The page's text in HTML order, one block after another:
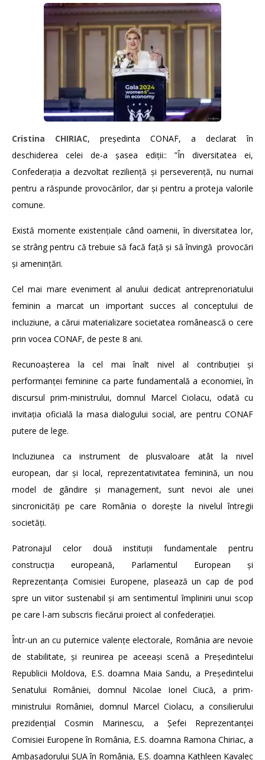
Cristina CHIRIAC, președinta CONAF, a declarat în
deschiderea celei de-a șasea ediții:: ”În diversitatea ei,
Confederația a dezvoltat reziliență și perseverență, nu numai
pentru a răspunde provocărilor, dar și pentru a proteja valorile
comune.
Există momente existențiale când oamenii, în diversitatea lor,
se strâng pentru că trebuie să facă față și să învingă provocări
și amenințări.
Cel mai mare eveniment al anului dedicat antreprenoriatului
feminin a marcat un important succes al conceptului de
incluziune, a cărui materializare societatea românească o cere
prin vocea CONAF, de peste 8 ani.
Recunoașterea la cel mai înalt nivel al contribuției și
performanței feminine ca parte fundamentală a economiei, în
discursul prim-ministrului, domnul Marcel Ciolacu, odată cu
invitația oficială la masa dialogului social, are pentru CONAF
putere de lege.
Incluziunea ca instrument de plusvaloare atât la nivel
european, dar și local, reprezentativitatea feminină, un nou
model de gândire și management, sunt nevoi ale unei
sincronicități pe care România o dorește la nivelul întregii
societăți.
Patronajul celor două instituții fundamentale pentru
construcția europeană, Parlamentul European și
Reprezentanța Comisiei Europene, plasează un cap de pod
spre un viitor sustenabil și am sentimentul împlinirii unui scop
pe care l-am subscris fiecărui proiect al confederației.
Într-un an cu puternice valențe electorale, România are nevoie
de stabilitate, și reunirea pe aceeași scenă a Președintelui
Republicii Moldova, E.S. doamna Maia Sandu, a Președintelui
Senatului României, domnul Nicolae Ionel Ciucă, a prim-
ministrului României, domnul Marcel Ciolacu, a consilierului
prezidențial Cosmin Marinescu, a Șefei Reprezentanței
Comisiei Europene în România, E.S. doamna Ramona Chiriac, a
Ambasadorului SUA în România, E.S. doamna Kathleen Kavalec